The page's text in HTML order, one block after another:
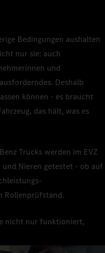
Bedingungen aushalten
nur sie: auch
und
Deshalb
können - es braucht
das hält, was es
Trucks werden im EVZ
Nieren getestet - ob auf
Rollenprüfstand.
nicht nur funktioniert,